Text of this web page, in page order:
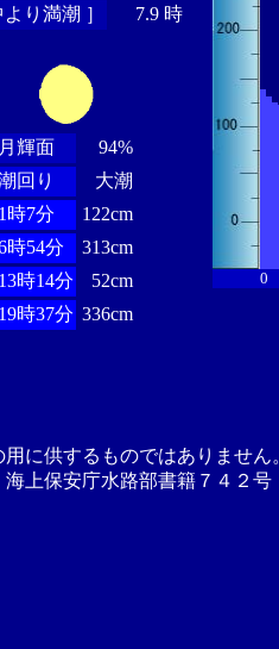
り満潮 ］
7.9 時
月輝面
94%
回り
大潮
1時7分
122cm
時54分
313cm
13時14分
52cm
19時37分 336cm
0
に供するものではありませ
上保安庁水路部書籍７４２